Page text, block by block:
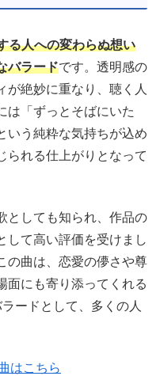
る人への変わらぬ想い
バラードです。透明感の
が絶妙に重なり、聴く人
は「ずっとそばにいた
いう純粋な気持ちが込め
られる仕上がりとなって
としても知られ、作品の
して高い評価を受けまし
の曲は、恋愛の儚さや尊
面にも寄り添ってくれる
ードとして、多くの人
はこちら